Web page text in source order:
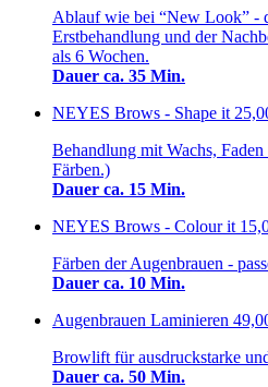
Ablauf wie bei “New Look” -
Erstbehandlung und der
als 6 Wochen.
Dauer ca. 35 Min.
NEYES Brows - Shape it
Behandlung mit Wachs,
Färben.)
Dauer ca. 15 Min.
NEYES Brows - Colour it
Färben der Augenbrauen -
Dauer ca. 10 Min.
Augenbrauen Laminieren
Browlift für ausdruckstarke
Dauer ca. 50 Min.